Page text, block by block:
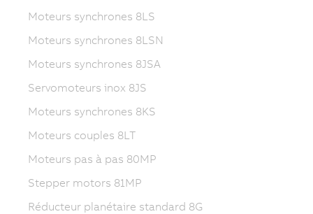
Moteurs synchrones 8LS
Moteurs synchrones 8LSN
Moteurs synchrones 8JSA
Servomoteurs inox 8JS
Moteurs synchrones 8KS
Moteurs couples 8LT
Moteurs pas à pas 80MP
Stepper motors 81MP
Réducteur planétaire standard 8G